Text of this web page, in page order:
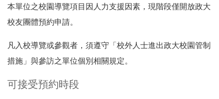
本單位之校園導覽項目因人力支援因素，現階段僅開放政大
校友團體預約申請。
凡入校導覽或參觀者，須遵守「校外人士進出政大校園管制
措施」與參訪之單位個別相關規定。
可接受預約時段